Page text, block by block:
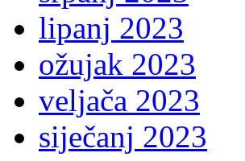
lipanj 2023
ožujak 2023
veljača 2023
siječanj 2023